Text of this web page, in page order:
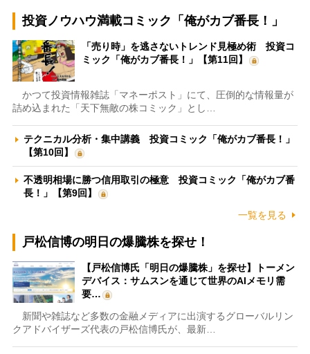
投資ノウハウ満載コミック「俺がカブ番長！」
「売り時」を逃さないトレンド見極め術 投資コ
ミック「俺がカブ番長！」【第11回】
かつて投資情報雑誌「マネーポスト」にて、圧倒的な情報量が
詰め込まれた「天下無敵の株コミック」とし…
テクニカル分析・集中講義 投資コミック「俺がカブ番長！」
【第10回】
不透明相場に勝つ信用取引の極意 投資コミック「俺がカブ番
長！」【第9回】
一覧を見る
戸松信博の明日の爆騰株を探せ！
【戸松信博氏「明日の爆騰株」を探せ】トーメン
デバイス：サムスンを通じて世界のAIメモリ需
要…
新聞や雑誌など多数の金融メディアに出演するグローバルリン
クアドバイザーズ代表の戸松信博氏が、最新…